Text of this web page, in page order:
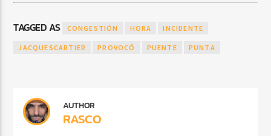
TAGGED AS CONGESTIÓN HORA INCIDENTE
JACQUESCARTIER PROVOCÓ PUENTE PUNTA
AUTHOR
RASCO